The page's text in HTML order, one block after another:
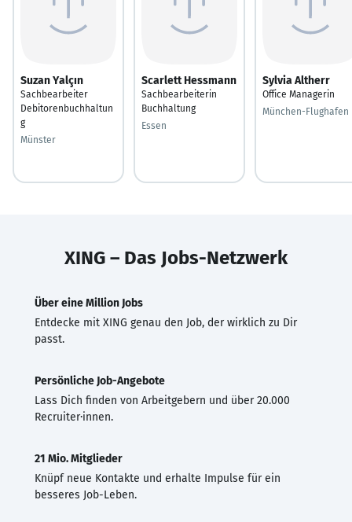
Suzan Yalçın
Sachbearbeiter
Debitorenbuchhaltun
g
Münster
Scarlett Hessmann
Sachbearbeiterin
Buchhaltung
Essen
Sylvia Altherr
Office Managerin
München-Flughafen
XING – Das Jobs-Netzwerk
Über eine Million Jobs
Entdecke mit XING genau den Job, der wirklich zu Dir
passt.
Persönliche Job-Angebote
Lass Dich finden von Arbeitgebern und über 20.000
Recruiter·innen.
21 Mio. Mitglieder
Knüpf neue Kontakte und erhalte Impulse für ein
besseres Job-Leben.